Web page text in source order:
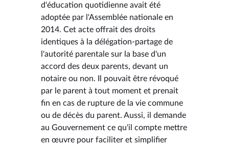
d'éducation quotidienne avait été
adoptée par l'Assemblée nationale en
2014. Cet acte offrait des droits
identiques à la délégation-partage de
l'autorité parentale sur la base d'un
accord des deux parents, devant un
notaire ou non. Il pouvait être révoqué
par le parent à tout moment et prenait
fin en cas de rupture de la vie commune
ou de décès du parent. Aussi, il demande
au Gouvernement ce qu'il compte mettre
en œuvre pour faciliter et simplifier